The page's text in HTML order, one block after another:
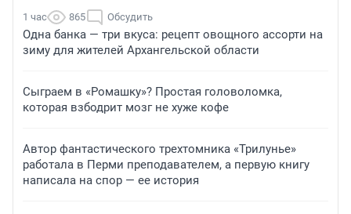
1 час 865 Обсудить
Одна банка — три вкуса: рецепт овощного ассорти на
зиму для жителей Архангельской области
Сыграем в «Ромашку»? Простая головоломка,
которая взбодрит мозг не хуже кофе
Автор фантастического трехтомника «Трилунье»
работала в Перми преподавателем, а первую книгу
написала на спор — ее история